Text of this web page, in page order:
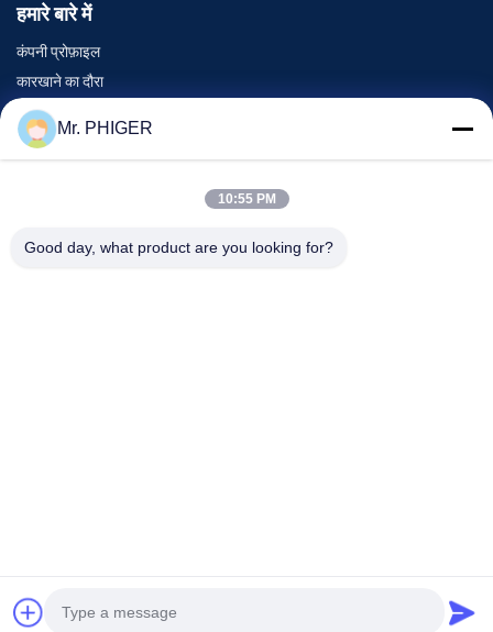
हमारे बारे में
कंपनी प्रोफ़ाइल
कारखाने का दौरा
गुणवत्ता नियंत्रण
साइटमैप
घटनाएँ
Mr. PHIGER
10:55 PM
Good day, what product are you looking for?